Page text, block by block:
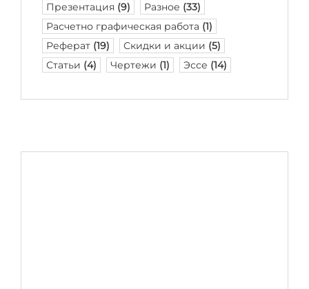
Презентация (9) Разное (33)
Расчетно графическая работа (1)
Реферат (19) Скидки и акции (5)
Статьи (4) Чертежи (1) Эссе (14)